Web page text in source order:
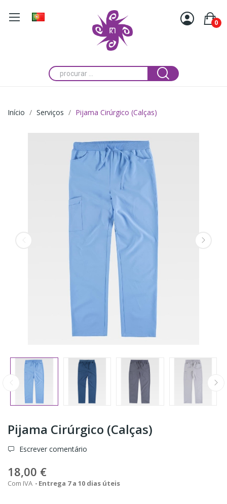
0
Início Serviços Pijama Cirúrgico (Calças)
Pijama Cirúrgico (Calças)
Escrever comentário
18,00 €
Com IVA Entrega 7 a 10 dias úteis